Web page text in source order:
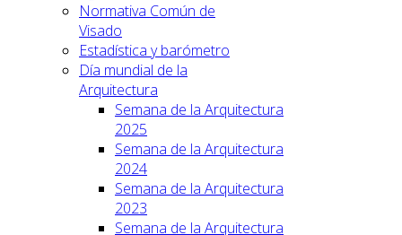
Normativa Común de
Visado
Estadística y barómetro
Día mundial de la
Arquitectura
Semana de la Arquitectura
2025
Semana de la Arquitectura
2024
Semana de la Arquitectura
2023
Semana de la Arquitectura